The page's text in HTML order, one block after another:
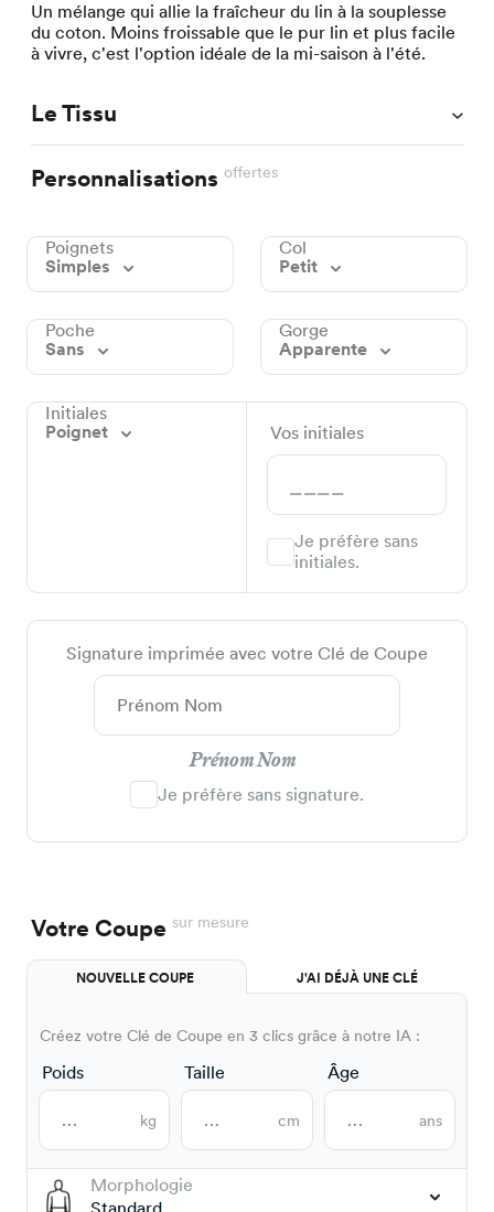
Un mélange qui allie la fraîcheur du lin à la souplesse
du coton. Moins froissable que le pur lin et plus facile
à vivre, c'est l'option idéale de la mi-saison à l'été.
Le Tissu
Personnalisations offertes
Poignets
Simples
Col
Petit
Poche
Sans
Gorge
Apparente
Initiales
Poignet
Vos initiales
Je préfère sans
initiales.
Signature imprimée avec votre Clé de Coupe
Prénom Nom
Je préfère sans signature.
Votre Coupe sur mesure
NOUVELLE COUPE J'AI DÉJÀ UNE CLÉ
Créez votre Clé de Coupe en 3 clics grâce à notre IA :
Poids
kg
Taille
cm
Âge
ans
Morphologie